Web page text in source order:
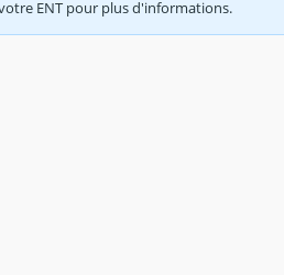
ENT pour plus d'informations.